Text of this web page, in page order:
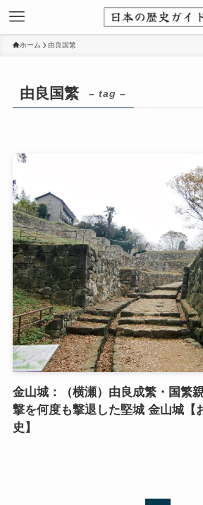
ホーム 由良国繁
由良国繁 – tag –
金山城：（横瀬）由良成繁・国繁
撃を何度も撃退した堅城 金山城【
史】